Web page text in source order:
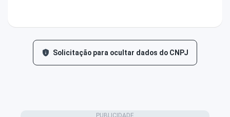
Solicitação para ocultar dados do CNPJ